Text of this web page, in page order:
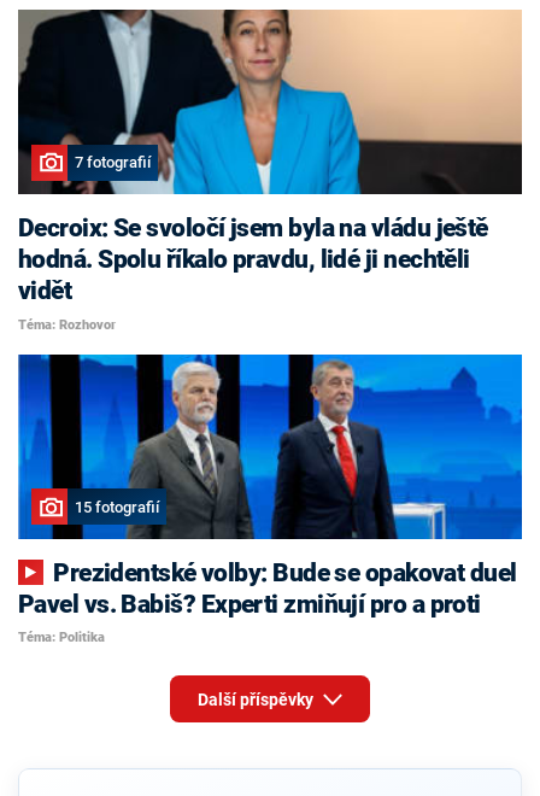
7 fotografií
Decroix: Se svoločí jsem byla na vládu ještě
hodná. Spolu říkalo pravdu, lidé ji nechtěli
vidět
Téma: Rozhovor
15 fotografií
Pavel vs. Babiš? Experti zmiňují pro a proti
Téma: Politika
Další příspěvky